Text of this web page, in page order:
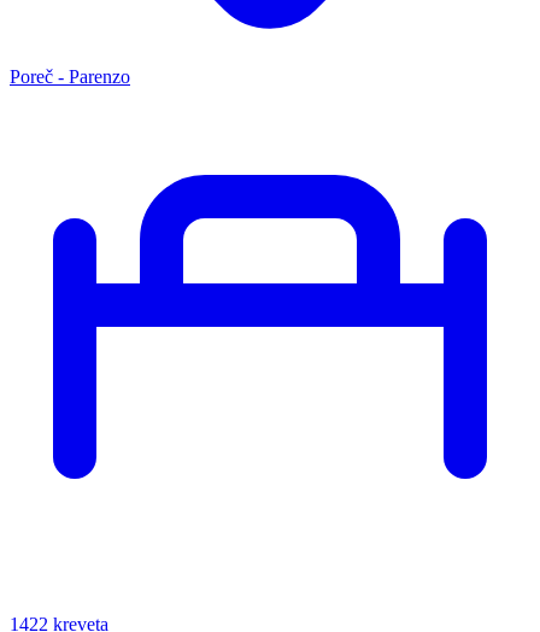
Poreč - Parenzo
1422 kreveta